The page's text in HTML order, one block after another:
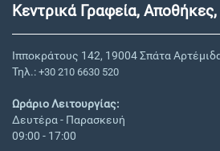
Κεντρικά Γραφεία,
Ιπποκράτους 142, 19004 Σπάτα
Τηλ.: +30 210 6630 520
Ωράριο Λειτουργίας:
Δευτέρα - Παρασκευή
09:00 - 17:00